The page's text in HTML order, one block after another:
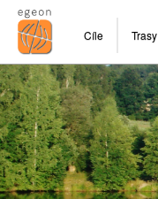
Cíle Trasy